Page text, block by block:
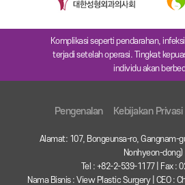
Komplikasi seperti pendarahan,
terjadi setelah operasi. Tingkat
individu akan
Pengenalan Kebijakan Privasi
Alamat: 107, Bongeunsa-ro, Gangnam-
Nonhyeon-dong)
Tel : +82-2-539-1177 | Fax :
Nama Bisnis : View Plastic Surgery | CEO :